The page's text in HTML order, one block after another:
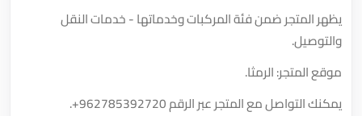
يظهر المتجر ضمن فئة المركبات وخدماتها - خدمات النقل
والتوصيل.
موقع المتجر: الرمثا.
يمكنك التواصل مع المتجر عبر الرقم+962785392720
.